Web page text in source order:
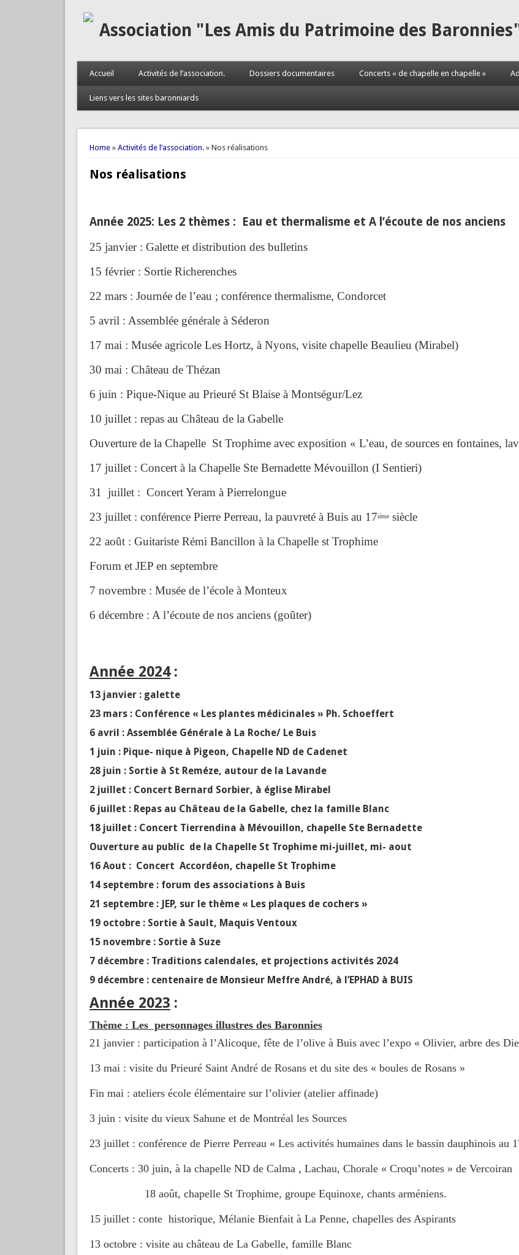
Association "Les Amis du Patrimoine des
Accueil Activités de l’association. Dossiers documentaires Concerts « de chapelle en chapelle »
Liens vers les sites baronniards
You are here
Home» Activités de l’association.» Nos réalisations
Nos réalisations
Année 2025: Les 2 thèmes : Eau et thermalisme et A l’écoute de nos anciens
25 janvier : Galette et distribution des bulletins
15 février : Sortie Richerenches
22 mars : Journée de l’eau ; conférence thermalisme, Condorcet
5 avril : Assemblée générale à Séderon
17 mai : Musée agricole Les Hortz, à Nyons, visite chapelle Beaulieu (Mirabel)
30 mai : Château de Thézan
6 juin : Pique-Nique au Prieuré St Blaise à Montségur/Lez
10 juillet : repas au Château de la Gabelle
Ouverture de la Chapelle St Trophime avec exposition « L’eau, de sources en fontaines,
17 juillet : Concert à la Chapelle Ste Bernadette Mévouillon (I Sentieri)
31 juillet : Concert Yeram à Pierrelongue
23 juillet : conférence Pierre Perreau, la pauvreté à Buis au 17ièmesiècle
22 août : Guitariste Rémi Bancillon à la Chapelle st Trophime
Forum et JEP en septembre
7 novembre : Musée de l’école à Monteux
6 décembre : A l’écoute de nos anciens (goûter)
Année 2024:
13 janvier : galette
23 mars : Conférence « Les plantes médicinales » Ph. Schoeffert
6 avril : Assemblée Générale à La Roche/ Le Buis
1 juin : Pique- nique à Pigeon, Chapelle ND de Cadenet
28 juin : Sortie à St Reméze, autour de la Lavande
2 juillet : Concert Bernard Sorbier, à église Mirabel
6 juillet : Repas au Château de la Gabelle, chez la famille Blanc
18 juillet : Concert Tierrendina à Mévouillon, chapelle Ste Bernadette
Ouverture au public de la Chapelle St Trophime mi-juillet, mi- aout
16 Aout : Concert Accordéon, chapelle St Trophime
14 septembre : forum des associations à Buis
21 septembre : JEP, sur le thème « Les plaques de cochers »
19 octobre : Sortie à Sault, Maquis Ventoux
15 novembre : Sortie à Suze
7 décembre : Traditions calendales, et projections activités 2024
9 décembre : centenaire de Monsieur Meffre André, à l’EPHAD à BUIS
Année 2023 :
Thème : Les personnages illustres des Baronnies
21 janvier : participation à l’Alicoque, fête de l’olive à Buis avec l’expo « Olivier, arbre des
13 mai : visite du Prieuré Saint André de Rosans et du site des « boules de Rosans »
Fin mai : ateliers école élémentaire sur l’olivier (atelier affinade)
3 juin : visite du vieux Sahune et de Montréal les Sources
23 juillet : conférence de Pierre Perreau « Les activités humaines dans le bassin dauphinois au
Concerts : 30 juin, à la chapelle ND de Calma , Lachau, Chorale « Croqu’notes » de Vercoiran
18 août, chapelle St Trophime, groupe Equinoxe, chants arméniens.
15 juillet : conte historique, Mélanie Bienfait à La Penne, chapelles des Aspirants
13 octobre : visite au château de La Gabelle, famille Blanc